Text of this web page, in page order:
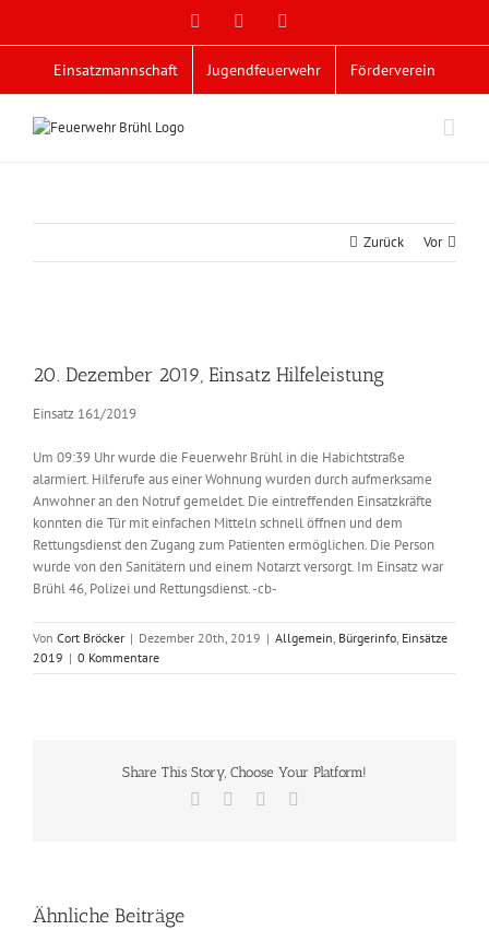
Facebook
Einsatzmannschaft Jugendfeuerwehr Förderverein
Zurück Vor
Bild
20. Dezember 2019, Einsatz Hilfeleistung
Einsatz 161/2019
Um 09:39 Uhr wurde die Feuerwehr Brühl in die Habichtstraße
alarmiert. Hilferufe aus einer Wohnung wurden durch aufmerksame
Anwohner an den Notruf gemeldet. Die eintreffenden Einsatzkräfte
konnten die Tür mit einfachen Mitteln schnell öffnen und dem
Rettungsdienst den Zugang zum Patienten ermöglichen. Die Person
wurde von den Sanitätern und einem Notarzt versorgt. Im Einsatz war
Brühl 46, Polizei und Rettungsdienst. -cb-
Von Cort Bröcker | Dezember 20th, 2019 | Allgemein, Bürgerinfo, Einsätze
2019 | 0 Kommentare
Share This Story, Choose Your Platform!
Facebook
Ähnliche Beiträge